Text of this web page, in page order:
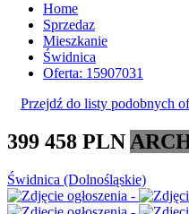
Home
Sprzedaz
Mieszkanie
Świdnica
Oferta: 15907031
Przejdź do listy podobnych
399 458 PLN
Świdnica (Dolnośląskie)